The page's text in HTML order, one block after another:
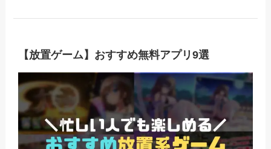
【放置ゲーム】おすすめ無料アプリ9選